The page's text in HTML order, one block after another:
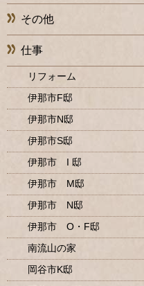
その他
仕事
リフォーム
伊那市F邸
伊那市N邸
伊那市S邸
伊那市 I 邸
伊那市 M邸
伊那市 N邸
伊那市 O・F邸
南流山の家
岡谷市K邸